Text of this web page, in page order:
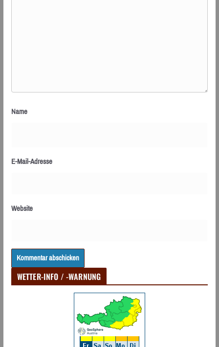
Name
E-Mail-Adresse
Website
WETTER-INFO / -WARNUNG